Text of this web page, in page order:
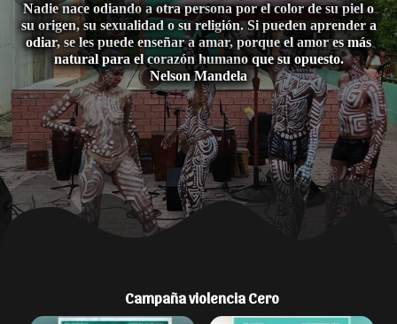
Nadie nace odiando a otra persona por el color de su piel o
su origen, su sexualidad o su religión. Si pueden aprender a
odiar, se les puede enseñar a amar, porque el amor es más
natural para el corazón humano que su opuesto.
Nelson Mandela
Campaña violencia Cero